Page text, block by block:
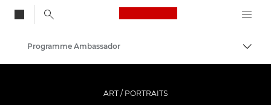
Canon Logo, back
Vidéo et photographie professionnelles
Programme Ambassador
ART / PORTRAITS